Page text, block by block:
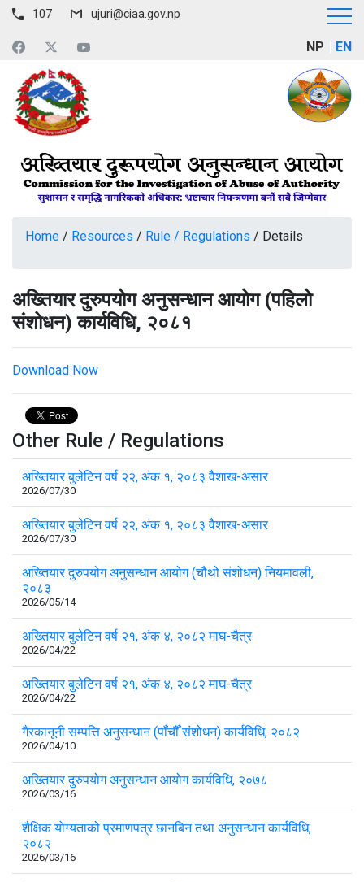
107 ujuri@ciaa.gov.np
NP EN
Home / Resources / Rule / Regulations / Details
अख्तियार दुरुपयोग अनुसन्धान आयोग (पहिलो
संशोधन) कार्यविधि, २०८१
Download Now
Other Rule / Regulations
अख्तियार बुलेटिन वर्ष २२, अंक १, २०८३ वैशाख-असार
2026/07/30
अख्तियार बुलेटिन वर्ष २२, अंक १, २०८३ वैशाख-असार
2026/07/30
अख्तियार दुरुपयोग अनुसन्धान आयोग (चौथो संशोधन) नियमावली,
२०८३
2026/05/14
अख्तियार बुलेटिन वर्ष २१, अंक ४, २०८२ माघ-चैत्र
2026/04/22
अख्तियार बुलेटिन वर्ष २१, अंक ४, २०८२ माघ-चैत्र
2026/04/22
गैरकानूनी सम्पत्ति अनुसन्धान (पाँचौँ संशोधन) कार्यविधि, २०८२
2026/04/10
अख्तियार दुरुपयोग अनुसन्धान आयोग कार्यविधि, २०७८
2026/03/16
शैक्षिक योग्यताको प्रमाणपत्र छानबिन तथा अनुसन्धान कार्यविधि,
२०८२
2026/03/16